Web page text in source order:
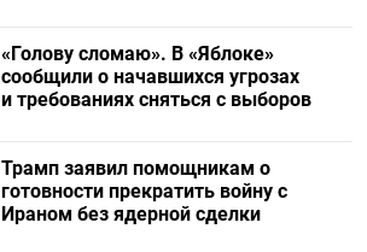
«Голову сломаю». В «Яблоке»
сообщили о начавшихся угрозах
и требованиях сняться с выборов
Трамп заявил помощникам о
готовности прекратить войну с
Ираном без ядерной сделки